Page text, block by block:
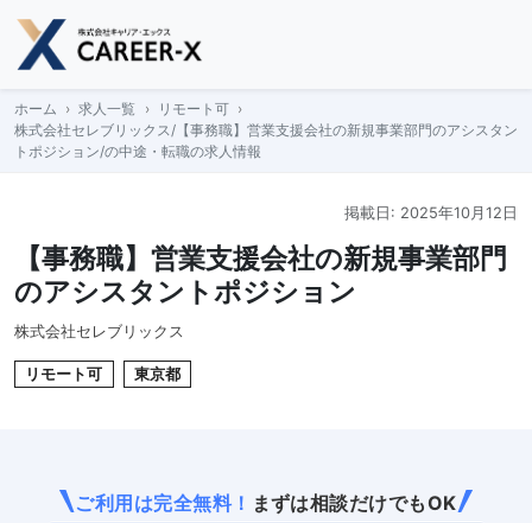
Skip
content
ホーム 求人一覧
リモート可
株式会社セレブリックス/【事務職】営業支援会社の新規事業部門のアシスタン
トポジション/の中途・転職の求人情報
掲載日: 2025年10月12日
【事務職】営業支援会社の新規事業部門
のアシスタントポジション
株式会社セレブリックス
リモート可 東京都
ご利用は完全無料！ まずは相談だけでもOK